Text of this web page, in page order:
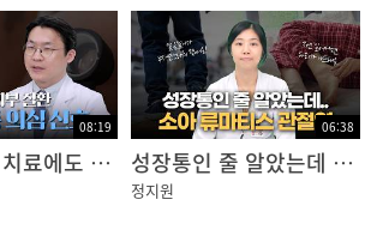
08:19
아토피·건선 치료에도 낫지 않는다면? 피부 림프종의 신호일 수 있습니다!
06:38
성장통인 줄 알았는데 소아 류마티스 관절염? 부모가 꼭 알아야 할 신호
정지원